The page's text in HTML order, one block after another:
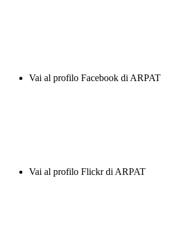
Vai al profilo Facebook di ARPAT
Vai al profilo Flickr di ARPAT